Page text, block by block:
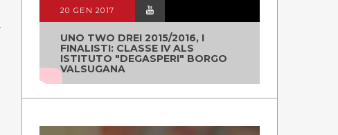
20 GEN 2017
UNO TWO DREI 2015/2016, I
FINALISTI: CLASSE IV ALS
ISTITUTO "DEGASPERI" BORGO
VALSUGANA